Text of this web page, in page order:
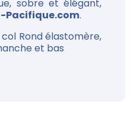
sobre et élégant,
Pacifique.com.
col Rond élastomère,
et bas